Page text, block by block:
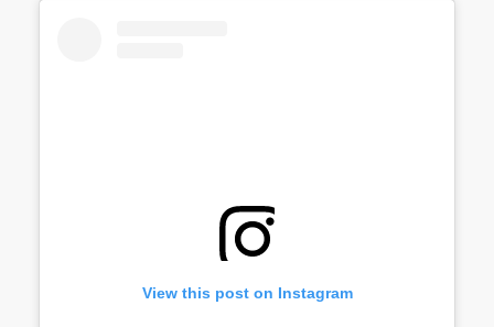
View this post on Instagram